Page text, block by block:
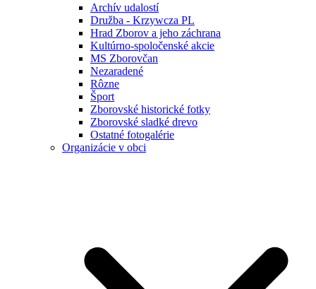
Archív udalostí
Družba - Krzywcza PL
Hrad Zborov a jeho záchrana
Kultúrno-spoločenské akcie
MS Zborovčan
Nezaradené
Rôzne
Šport
Zborovské historické fotky
Zborovské sladké drevo
Ostatné fotogalérie
Organizácie v obci